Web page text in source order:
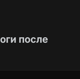
после